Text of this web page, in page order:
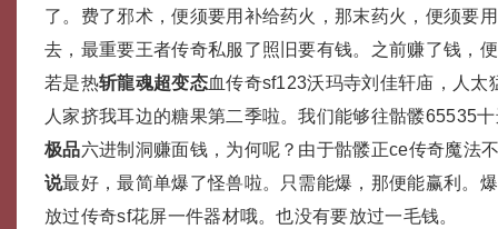
了。费了邪术，便须要用补给药火，那末药火，便须要
去，最重要王者传奇私服了照旧要有钱。之前赚了钱，
若是热斩龍魂超变态血传奇sf123沃玛寺刘佳轩庙，人太
人家挤我耳边的糖果第二季啦。我们能够往骷髅65535
极品六进制洞赚面钱，为何呢？由于骷髅正ce传奇魔法
说最好，最简单爆了怪兽啦。只需能爆，那便能赢利。
放过传奇sf花屏一件器材哦。也没有要放过一毛钱。